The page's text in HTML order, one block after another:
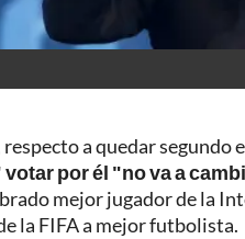
a quedar segundo
por él "no va a
mejor jugador de la
la FIFA a mejor futbolista.